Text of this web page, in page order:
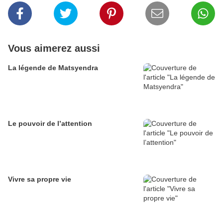
Vous aimerez aussi
La légende de Matsyendra
Le pouvoir de l’attention
Vivre sa propre vie